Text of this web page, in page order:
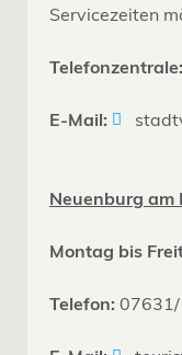
Servicezeiten
Telefonzentrale:
E-Mail:
Neuenburg am
Montag bis
Telefon: